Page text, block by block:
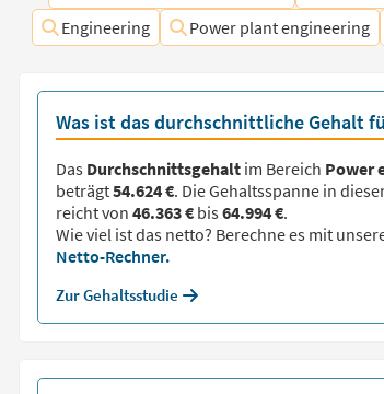
Engineering
Power plant engineering
Was ist das durchschnittliche Gehalt
Das Durchschnittsgehaltim Bereich Power
beträgt54.624 €. Die Gehaltsspanne in
reicht von 46.363 €bis64.994 €.
Wie viel ist das netto? Berechne es mit
Netto-Rechner.
Zur Gehaltsstudie